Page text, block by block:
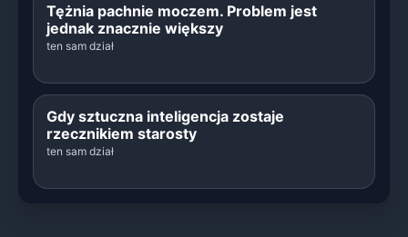
Tężnia pachnie moczem. Problem jest
jednak znacznie większy
ten sam dział
Gdy sztuczna inteligencja zostaje
rzecznikiem starosty
ten sam dział